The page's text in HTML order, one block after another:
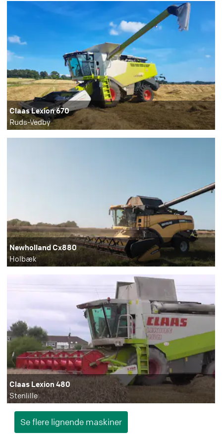
Claas Lexion 670
Ruds-Vedby
Newholland Cx880
Holbæk
Claas Lexion 480
Stenlille